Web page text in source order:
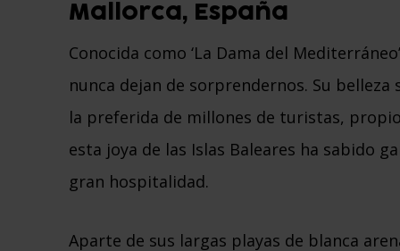
Mallorca, España
Conocida como ‘La Dama del
nunca dejan de sorprendernos. Su
la preferida de millones de turistas,
esta joya de las Islas Baleares ha sabido
gran hospitalidad.
Aparte de sus largas playas de blanca